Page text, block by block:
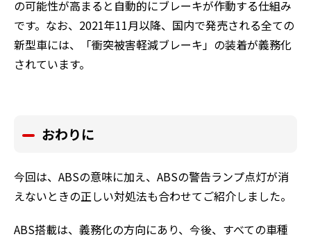
の可能性が高まると自動的にブレーキが作動する仕組み
です。なお、2021年11月以降、国内で発売される全ての
新型車には、「衝突被害軽減ブレーキ」の装着が義務化
されています。
おわりに
今回は、ABSの意味に加え、ABSの警告ランプ点灯が消
えないときの正しい対処法も合わせてご紹介しました。
ABS搭載は、義務化の方向にあり、今後、すべての車種